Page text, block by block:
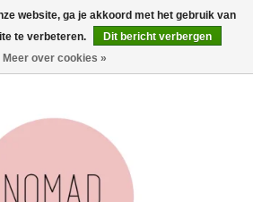
0 Artikelen - €0,00
website, ga je akkoord met het gebruik van
te verbeteren.
Dit bericht verbergen
Meer over cookies »